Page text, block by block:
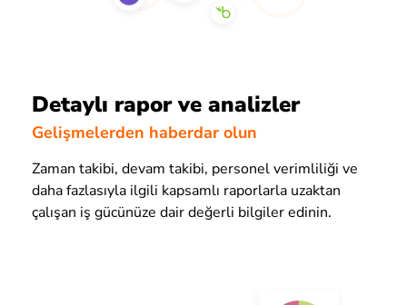
Detaylı rapor ve analizler
Gelişmelerden haberdar olun
Zaman takibi, devam takibi, personel verimliliği ve
daha fazlasıyla ilgili kapsamlı raporlarla uzaktan
çalışan iş gücünüze dair değerli bilgiler edinin.